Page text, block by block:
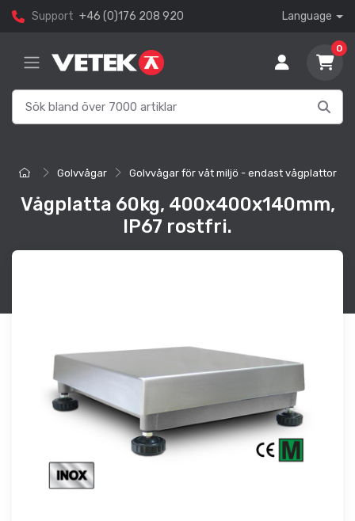
Support +46 (0)176 208 920 Language
0
Golvvågar Golvvågar för våt miljö - endast vågplattor
Vågplatta 60kg, 400x400x140mm,
IP67 rostfri.